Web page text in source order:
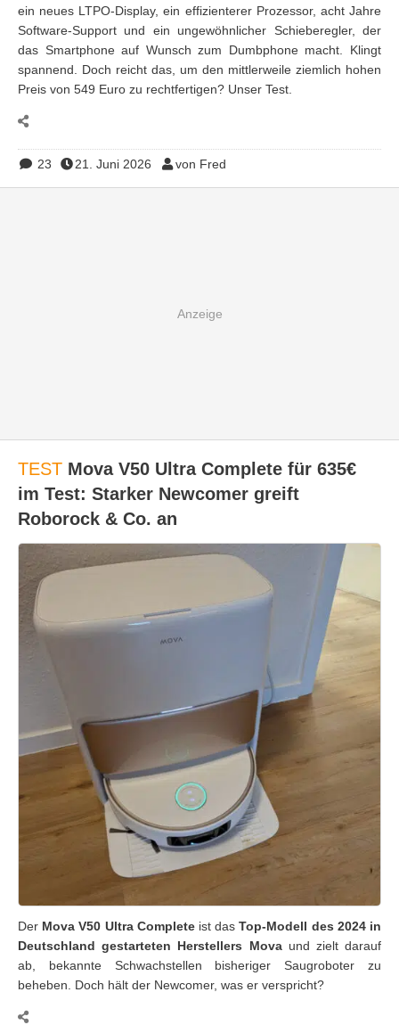
ein neues LTPO-Display, ein effizienterer Prozessor, acht Jahre
Software-Support und ein ungewöhnlicher Schieberegler, der
das Smartphone auf Wunsch zum Dumbphone macht. Klingt
spannend. Doch reicht das, um den mittlerweile ziemlich hohen
Preis von 549 Euro zu rechtfertigen? Unser Test.
23 21. Juni 2026 von Fred
TEST Mova V50 Ultra Complete für 635€
im Test: Starker Newcomer greift
Roborock & Co. an
Der Mova V50 Ultra Completeist dasTop-Modell des 2024 in
Deutschland gestarteten Herstellers Movaund zielt darauf
ab, bekannte Schwachstellen bisheriger Saugroboter zu
beheben. Doch hält der Newcomer, was er verspricht?